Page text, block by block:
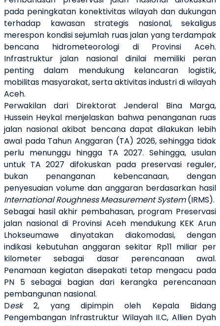
pada peningkatan konektivitas wilayah dan dukungan
terhadap kawasan strategis nasional, sekaligus
merespon kondisi sejumlah ruas jalan yang terdampak
bencana hidrometeorologi di Provinsi Aceh.
Infrastruktur jalan nasional dinilai memiliki peran
penting dalam mendukung kelancaran logistik,
mobilitas masyarakat, serta aktivitas industri di wilayah
Aceh.
Perwakilan dari Direktorat Jenderal Bina Marga,
Hussein Heykal menjelaskan bahwa penanganan ruas
jalan nasional akibat bencana dapat dilakukan lebih
awal pada Tahun Anggaran (TA) 2026, sehingga tidak
perlu menunggu hingga TA 2027. Sehingga, usulan
untuk TA 2027 difokuskan pada preservasi reguler,
bukan penanganan kebencanaan, dengan
penyesuaian volume dan anggaran berdasarkan hasil
International Roughness Measurement System(IRMS).
Sebagai hasil akhir pembahasan, program Preservasi
jalan nasional di Provinsi Aceh mendukung KEK Arun
Lhokseumawe dinyatakan diakomodasi, dengan
indikasi kebutuhan anggaran sekitar Rp11 miliar per
kilometer sebagai dasar perencanaan awal.
Penamaan kegiatan disepakati tetap mengacu pada
PN 5 sebagai bagian dari kerangka perencanaan
pembangunan nasional.
Desk2, yang dipimpin oleh Kepala Bidang
Pengembangan Infrastruktur Wilayah II.C, Allien Dyah